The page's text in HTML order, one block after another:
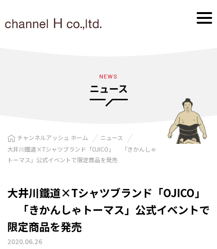
NEWS
ニュース
チャンネルアッシュ ホーム
ニュース
大井川鐵道×Tシャツブランド「OJICO」 「きかんしゃ
トーマス」公式イベントで限定商品を発売
大井川鐵道×Tシャツブランド「OJICO」
「きかんしゃトーマス」公式イベントで
限定商品を発売
2020.06.26